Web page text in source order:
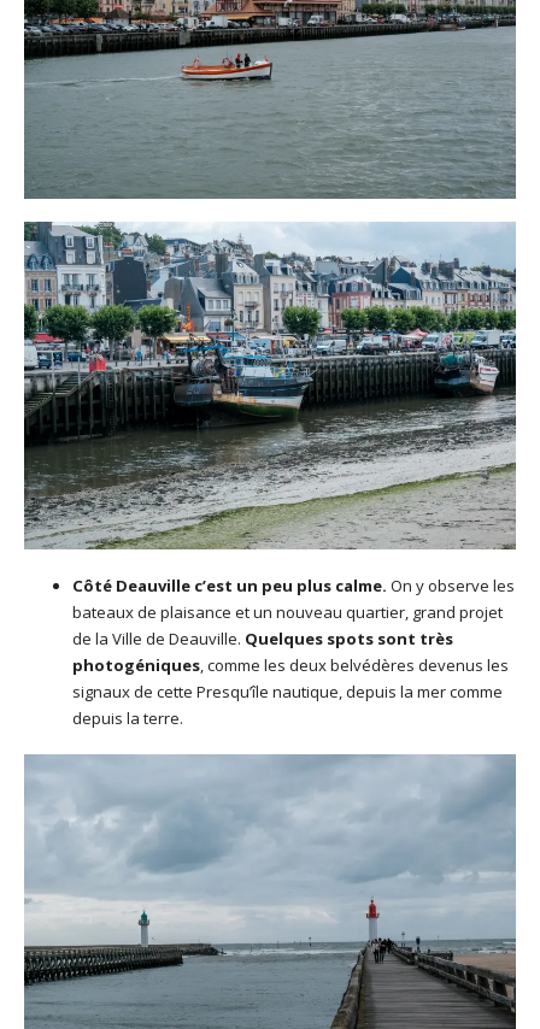
Côté Deauville c’est un peu plus calme. On y observe les
bateaux de plaisance et un nouveau quartier, grand projet
de la Ville de Deauville. Quelques spots sont très
photogéniques, comme les deux belvédères devenus les
signaux de cette Presqu’île nautique, depuis la mer comme
depuis la terre.